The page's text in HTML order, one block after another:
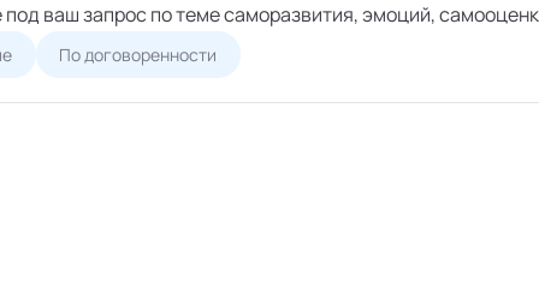
ваш запрос по теме саморазвития, эмоций,
По договоренности